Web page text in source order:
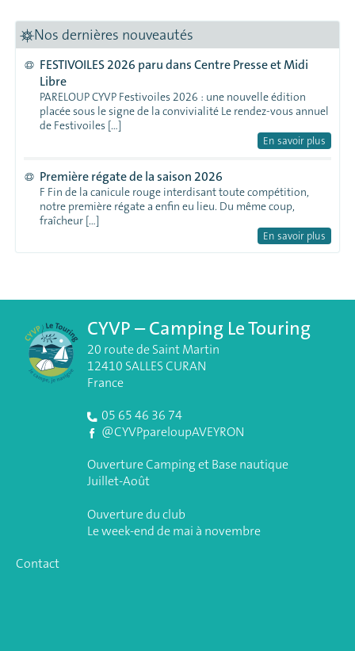
Nos dernières nouveautés
FESTIVOILES 2026 paru dans Centre Presse et Midi
Libre
PARELOUP CYVP Festivoiles 2026 : une nouvelle édition
placée sous le signe de la convivialité Le rendez-vous annuel
de Festivoiles […]
En savoir plus
Première régate de la saison 2026
F Fin de la canicule rouge interdisant toute compétition,
notre première régate a enfin eu lieu. Du même coup,
fraîcheur […]
En savoir plus
CYVP – Camping Le Touring
20 route de Saint Martin
12410 SALLES CURAN
France
05 65 46 36 74
@CYVPpareloupAVEYRON
Ouverture Camping et Base nautique
Juillet-Août
Ouverture du club
Le week-end de mai à novembre
Contact